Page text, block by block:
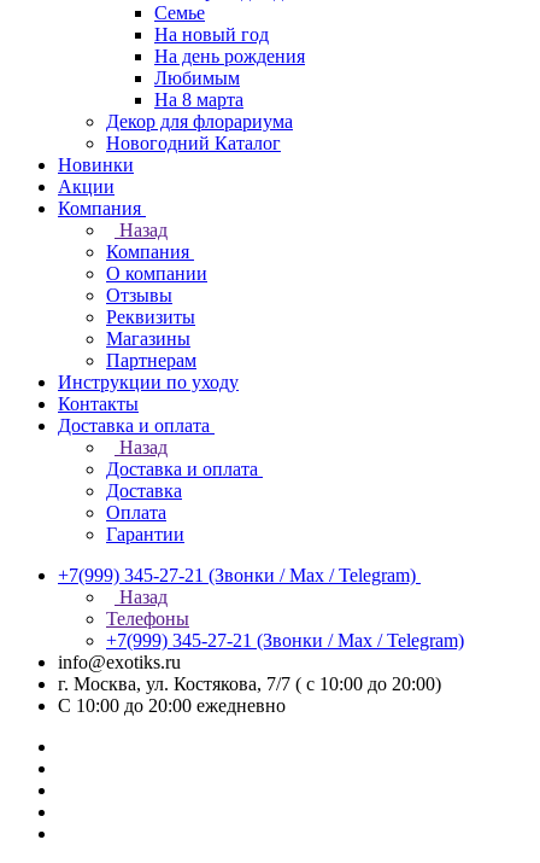
Семье
На новый год
На день рождения
Любимым
На 8 марта
Декор для флорариума
Новогодний Каталог
Новинки
Акции
Компания
Назад
Компания
О компании
Отзывы
Реквизиты
Магазины
Партнерам
Инструкции по уходу
Контакты
Доставка и оплата
Назад
Доставка и оплата
Доставка
Оплата
Гарантии
+7(999) 345-27-21 (Звонки / Max / Telegram)
Назад
Телефоны
+7(999) 345-27-21 (Звонки / Max / Telegram)
info@exotiks.ru
г. Москва, ул. Костякова, 7/7 ( с 10:00 до 20:00)
С 10:00 до 20:00 ежедневно